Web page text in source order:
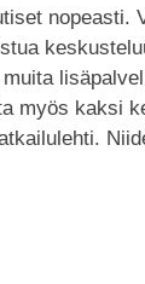
nopeasti.
myös kaksi